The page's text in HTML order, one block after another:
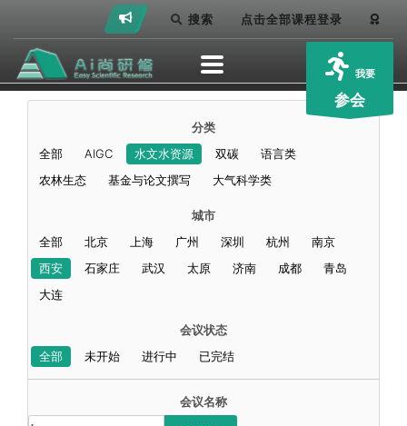
搜索 点击全部课程登录
我要
参会
分类
全部
AIGC 水文水资源 双碳
语言类
农林生态
基金与论文撰写 大气科学类
城市
全部
北京 上海 广州 深圳 杭州
南京
西安
石家庄 武汉 太原 济南 成都
青岛
大连
会议状态
全部
未开始 进行中 已完结
会议名称